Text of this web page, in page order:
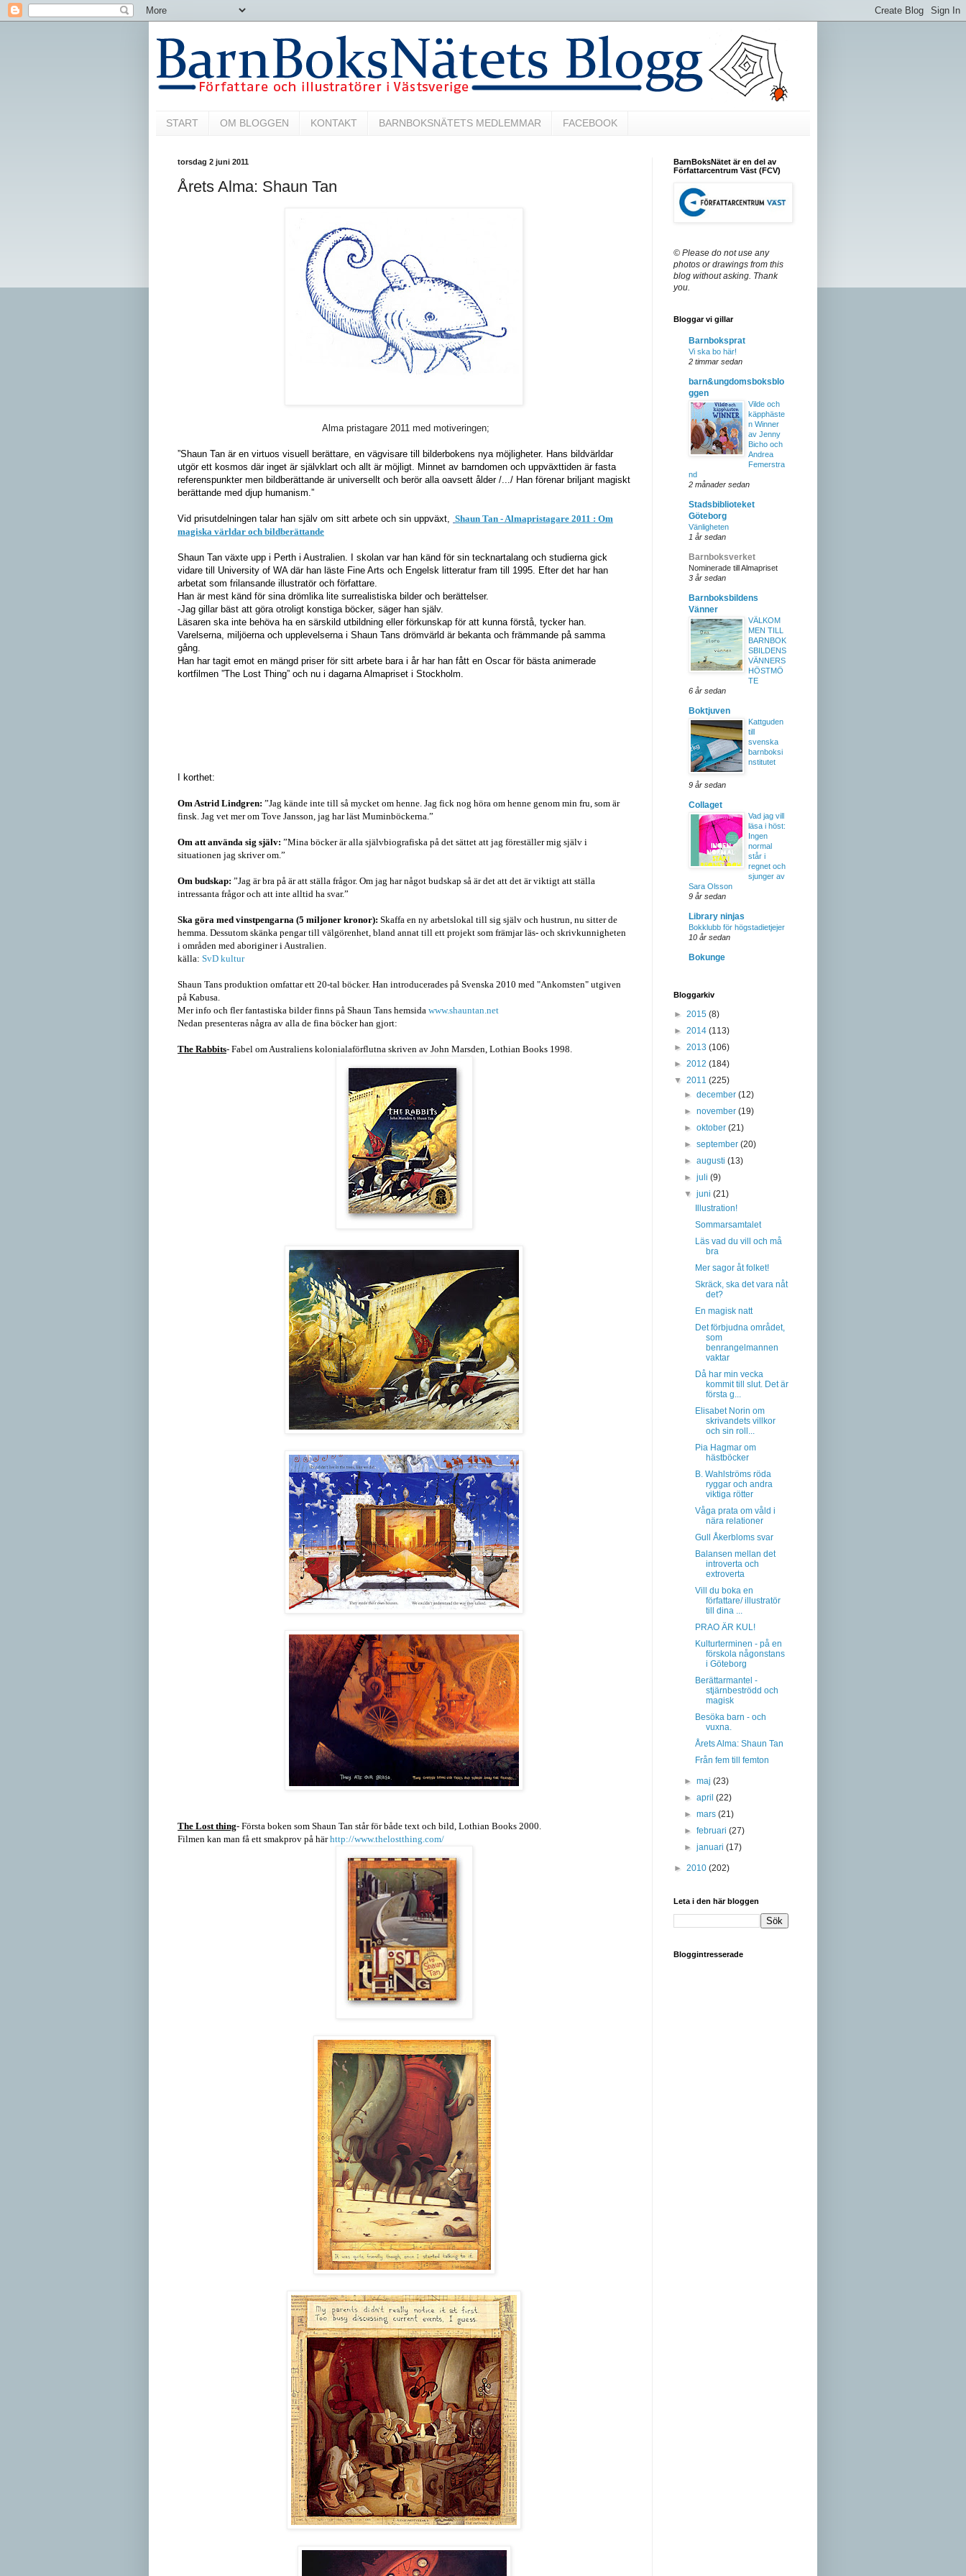
START OM BLOGGEN KONTAKT BARNBOKSNÄTETS MEDLEMMAR FACEBOOK
torsdag 2 juni 2011
Årets Alma: Shaun Tan
Alma pristagare 2011 med motiveringen;
”Shaun Tan är en virtuos visuell berättare, en vägvisare till bilderbokens nya möjligheter. Hans bildvärldar
utgör ett kosmos där inget är självklart och allt är möjligt. Minnet av barndomen och uppväxttiden är fasta
referenspunkter men bildberättande är universellt och berör alla oavsett ålder /.../ Han förenar briljant magiskt
berättande med djup humanism.”
Vid prisutdelningen talar han själv om sitt arbete och sin uppväxt, Shaun Tan - Almapristagare 2011 : Om
magiska världar och bildberättande
Shaun Tan växte upp i Perth i Australien. I skolan var han känd för sin tecknartalang och studierna gick
vidare till University of WA där han läste Fine Arts och Engelsk litteratur fram till 1995. Efter det har han
arbetat som frilansande illustratör och författare.
Han är mest känd för sina drömlika lite surrealistiska bilder och berättelser.
-Jag gillar bäst att göra otroligt konstiga böcker, säger han själv.
Läsaren ska inte behöva ha en särskild utbildning eller förkunskap för att kunna förstå, tycker han.
Varelserna, miljöerna och upplevelserna i Shaun Tans drömvärld är bekanta och främmande på samma
gång.
Han har tagit emot en mängd priser för sitt arbete bara i år har han fått en Oscar för bästa animerade
kortfilmen ”The Lost Thing” och nu i dagarna Almapriset i Stockholm.
I korthet:
Om Astrid Lindgren: ”Jag kände inte till så mycket om henne. Jag fick nog höra om henne genom min fru, som är
finsk. Jag vet mer om Tove Jansson, jag har läst Muminböckerna.”
Om att använda sig själv: ”Mina böcker är alla självbiografiska på det sättet att jag föreställer mig själv i
situationen jag skriver om.”
Om budskap: ”Jag är bra på är att ställa frågor. Om jag har något budskap så är det att det är viktigt att ställa
intressanta frågor och att inte alltid ha svar.”
Ska göra med vinstpengarna (5 miljoner kronor): Skaffa en ny arbetslokal till sig själv och hustrun, nu sitter de
hemma. Dessutom skänka pengar till välgörenhet, bland annat till ett projekt som främjar läs- och skrivkunnigheten
i områden med aboriginer i Australien.
källa: SvD kultur
Shaun Tans produktion omfattar ett 20-tal böcker. Han introducerades på Svenska 2010 med "Ankomsten" utgiven
på Kabusa.
Mer info och fler fantastiska bilder finns på Shaun Tans hemsida www.shauntan.net
Nedan presenteras några av alla de fina böcker han gjort:
The Rabbits- Fabel om Australiens kolonialaförflutna skriven av John Marsden, Lothian Books 1998.
The Lost thing- Första boken som Shaun Tan står för både text och bild, Lothian Books 2000.
Filmen kan man få ett smakprov på härhttp://www.thelostthing.com/
BarnBoksNätet är en del av
Författarcentrum Väst (FCV)
© Please do not use any
photos or drawings from this
blog without asking. Thank
you.
Bloggar vi gillar
Barnboksprat
Vi ska bo här!
2 timmar sedan
barn&ungdomsboksblo
ggen
Vilde och
käpphäste
n Winner
av Jenny
Bicho och
Andrea
Femerstra
nd
2 månader sedan
Stadsbiblioteket
Göteborg
Vänligheten
1 år sedan
Barnboksverket
Nominerade till Almapriset
3 år sedan
Barnboksbildens
Vänner
VÄLKOM
MEN TILL
BARNBOK
SBILDENS
VÄNNERS
HÖSTMÖ
TE
6 år sedan
Boktjuven
Kattguden
till
svenska
barnboksi
nstitutet
9 år sedan
Collaget
Vad jag vill
läsa i höst:
Ingen
normal
står i
regnet och
sjunger av
Sara Olsson
9 år sedan
Library ninjas
Bokklubb för högstadietjejer
10 år sedan
Bokunge
Bloggarkiv
► 2015 (8)
► 2014 (113)
► 2013 (106)
► 2012 (184)
▼ 2011 (225)
►december(12)
►november(19)
►oktober(21)
►september(20)
►augusti(13)
►juli(9)
▼juni(21)
Illustration!
Sommarsamtalet
Läs vad du vill och må
bra
Mer sagor åt folket!
Skräck, ska det vara nåt
det?
En magisk natt
Det förbjudna området,
som
benrangelmannen
vaktar
Då har min vecka
kommit till slut. Det är
första g...
Elisabet Norin om
skrivandets villkor
och sin roll...
Pia Hagmar om
hästböcker
B. Wahlströms röda
ryggar och andra
viktiga rötter
Våga prata om våld i
nära relationer
Gull Åkerbloms svar
Balansen mellan det
introverta och
extroverta
Vill du boka en
författare/ illustratör
till dina ...
PRAO ÄR KUL!
Kulturterminen - på en
förskola någonstans
i Göteborg
Berättarmantel -
stjärnbeströdd och
magisk
Besöka barn - och
vuxna.
Årets Alma: Shaun Tan
Från fem till femton
►maj(23)
►april(22)
►mars(21)
►februari(27)
►januari(17)
► 2010 (202)
Leta i den här bloggen
Bloggintresserade